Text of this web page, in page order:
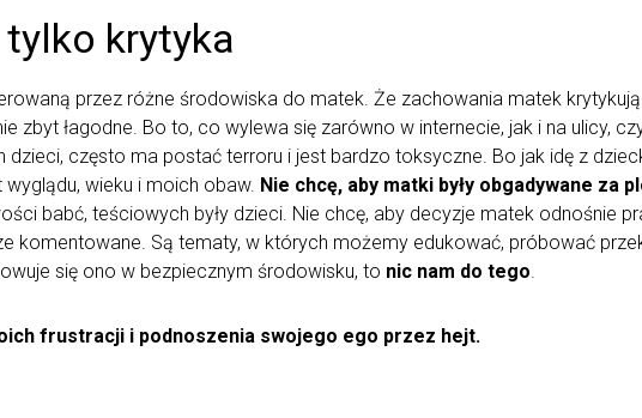
krytyka
przez różne środowiska do matek. Że zachowania matek
zbyt łagodne. Bo to, co wylewa się zarówno w internecie, jak i na ulicy,
często ma postać terroru i jest bardzo toksyczne. Bo jak idę z
wieku i moich obaw. Nie chcę, aby matki były obgadywane za
babć, teściowych były dzieci. Nie chcę, aby decyzje matek odnośnie
komentowane. Są tematy, w których możemy edukować, próbować
się ono w bezpiecznym środowisku, to nic nam do tego.
frustracji i podnoszenia swojego ego przez hejt.